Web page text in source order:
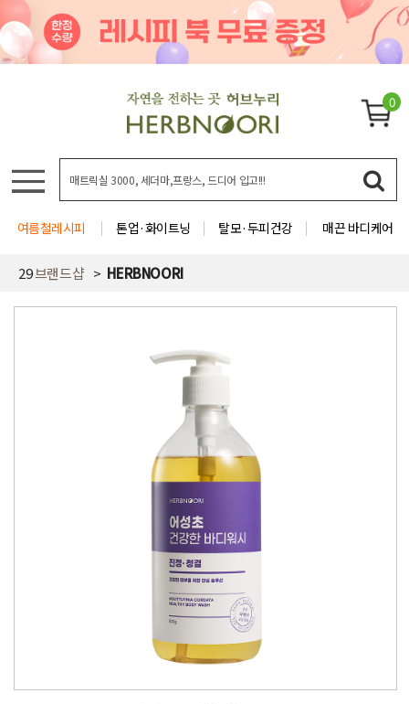
0
여름철레시피 톤업·화이트닝 탈모·두피건강 매끈 바디케어
29브랜드샵 HERBNOORI